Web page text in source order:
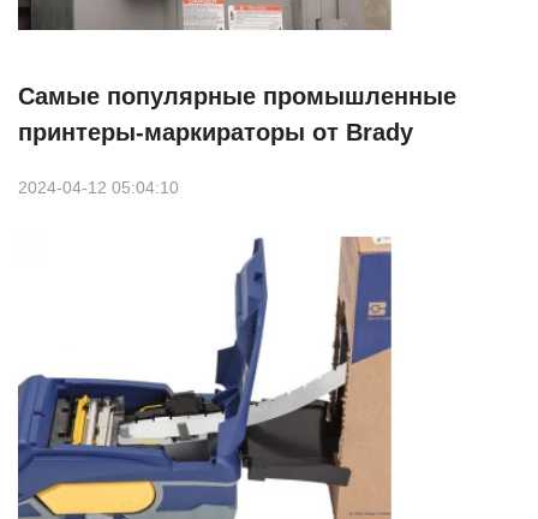
Самые популярные промышленные
принтеры-маркираторы от Brady
2024-04-12 05:04:10